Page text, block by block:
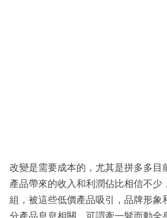
改變是需要成本的，尤其是拼多多目
產品帶來的收入和利潤佔比相信不少
組，被這些低價產品吸引，品牌形象
分產品息息相關，可謂牽一髮而動全